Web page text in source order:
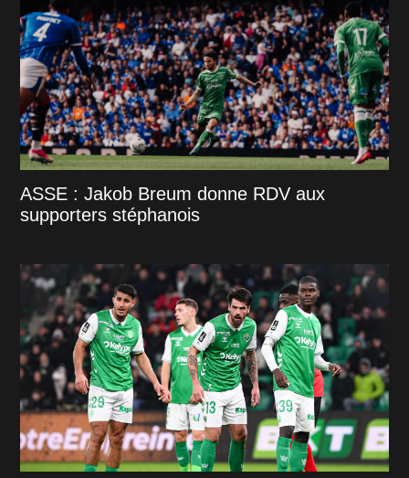
ASSE : Jakob Breum donne RDV aux
supporters stéphanois